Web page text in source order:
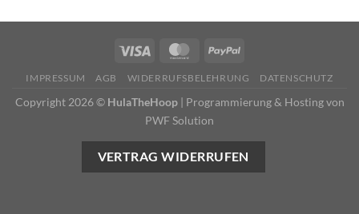
IMPRESSUM AGB WIDERRUFSBELEHRUNG DATENSCHUTZ
Copyright 2026 © HulaTheHoop| Programmierung & Hosting von
PWF Solution
VERTRAG WIDERRUFEN